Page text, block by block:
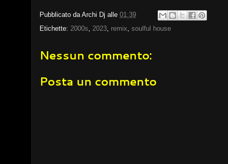
Pubblicato daArchi Dj alle 01:39
Etichette: 2000s, 2023, remix, soulful house
Nessun commento:
Posta un commento